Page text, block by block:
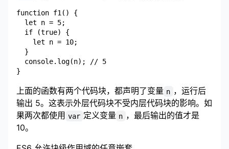
function f1() {
  let n = 5;
  if (true) {
    let n = 10;
  }
  console.log(n); // 5
上面的函数有两个代码块，都声明了变量 n ，运行后
输出 5。这表示外层代码块不受内层代码块的影响。如
果两次都使用 var 定义变量 n ，最后输出的值才是
10。